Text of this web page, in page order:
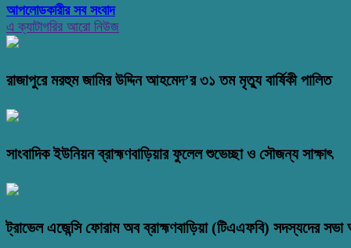
আপলোডকারীর সব সংবাদ
এ ক্যাটাগরির আরো নিউজ
রাজাপুরে মরহুম জামির উদ্দিন আহমেদ’র ৩১ তম মৃত্যু বার্ষিকী পালিত
সাংবাদিক ইউনিয়ন ব্রাহ্মণবাড়িয়ার ফুলেল শুভেচ্ছা ও সৌজন্য সাক্ষাৎ
ট্রাভেল এজেন্সি ফোরাম অব ব্রাহ্মণবাড়িয়া (টিএএফবি) সদস্যদের সভা